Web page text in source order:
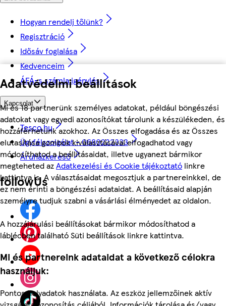
Adatvédelmi beállítások
Mi és 18 partnerünk személyes adatokat, például böngészési
adatokat vagy egyedi azonosítókat tárolunk a készülékeden, és
hozzáférhetünk azokhoz. Az Összes elfogadása és az Összes
elutasítása gombok kiválasztásával elfogadhatod vagy
módosíthatod a beállításaidat, illetve ugyanezt bármikor
megteheted azAdatkezelési és Cookie tájékoztató linkre
kattintva is. A választásaidat megosztjuk a partnereinkkel, de
ez nem érinti a böngészési adataidat. A beállításaid alapján
személyre tudjuk szabni a vásárlási élményedet az oldalon.
A hozzájárulási beállításokat bármikor módosíthatod a
láblécben található Süti beállítások linkre kattintva.
Mi és partnereink adataidat a következő célokra
használjuk:
Pontos helyadatok használata. Az eszköz jellemzőinek aktív
Hogyan rendelj tőlünk?
Regisztráció
Idősáv foglalása
Kedvenceim
ÁFÁ-s számla igénylés
Kapcsolat
Tesco.hu
Ügyfélszolgálat - 0680222333
Áruházkereső
followUs